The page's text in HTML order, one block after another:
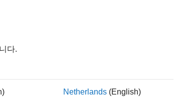
다.
Netherlands (English)